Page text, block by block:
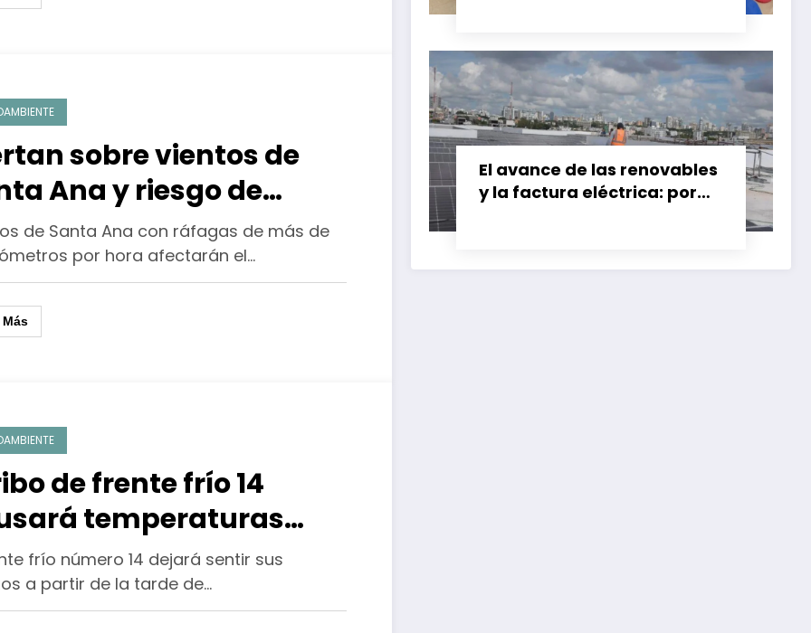
sobre vientos de
Ana y riesgo de
en BC y sur de
de Santa Ana con ráfagas de más de
por hora afectarán el…
Más
de frente frío 14
temperaturas
a partir de este lunes
frío número 14 dejará sentir sus
a partir de la tarde de…
El avance de las renovables
y la factura eléctrica: por